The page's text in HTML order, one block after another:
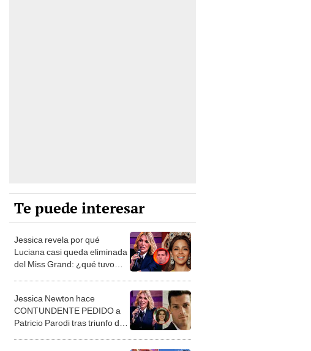
Te puede interesar
Jessica revela por qué
Luciana casi queda eliminada
del Miss Grand: ¿qué tuvo
Jessica Newton hace
CONTUNDENTE PEDIDO a
Patricio Parodi tras triunfo de